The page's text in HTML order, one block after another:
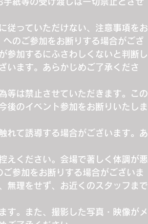
従っていただけない、注意事項をお
のご参加をお断りする場合がござ
参加するにふさわしくないと判断し
います。あらかじめご了承くださ
等は禁止させていただきます。この
後のイベント参加をお断りいたしま
れて誘導する場合がございます。あ
えください。会場で著しく体調が悪
参加をお断りする場合がございま
無理をせず、お近くのスタッフまで
す。また、撮影した写真・映像がメ